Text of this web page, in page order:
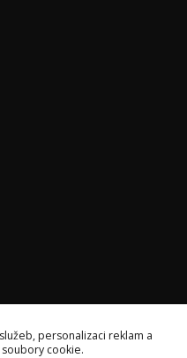
personalizaci reklam a
cookie.